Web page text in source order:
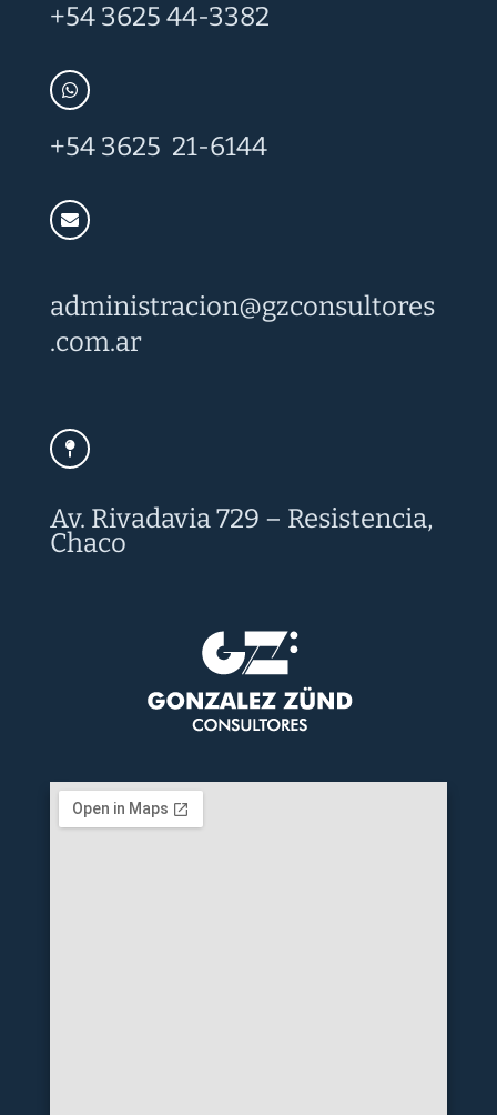
+54 3625 44-3382
+54 3625 21-6144
administracion@gzconsultores
.com.ar
Av. Rivadavia 729 – Resistencia,
Chaco